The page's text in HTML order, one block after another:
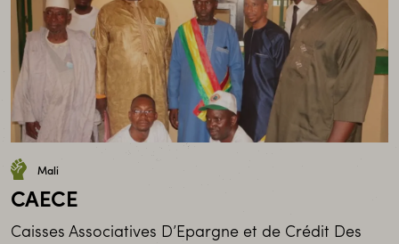
Mali
CAECE
Caisses Associatives D’Epargne et de Crédit Des